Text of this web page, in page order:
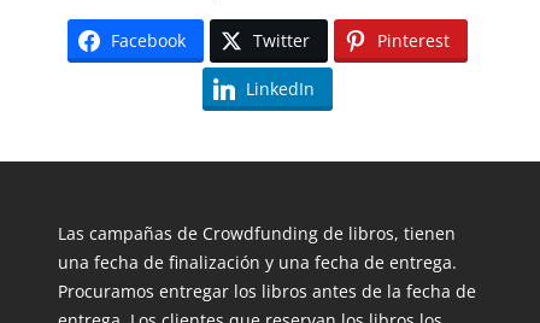
Facebook Twitter Pinterest
LinkedIn
Las campañas de Crowdfunding de libros, tienen
una fecha de finalización y una fecha de entrega.
Procuramos entregar los libros antes de la fecha de